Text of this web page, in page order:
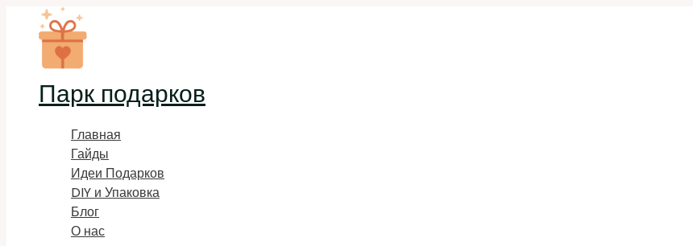
Перейти
содержимому
Парк подарков
Главная
Гайды
Идеи Подарков
DIY и Упаковка
Блог
О нас